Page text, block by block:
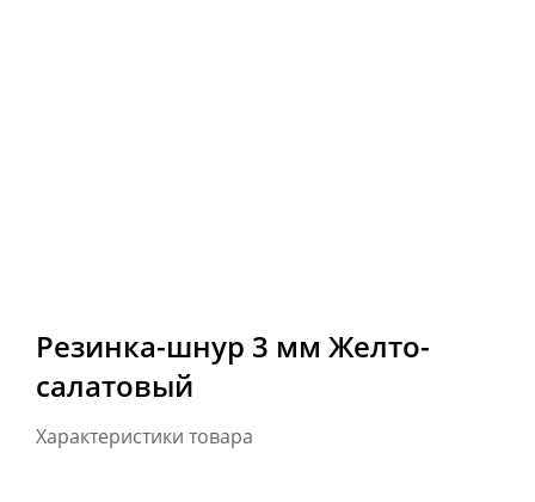
Резинка-шнур 3 мм Желто-
салатовый
Характеристики товара